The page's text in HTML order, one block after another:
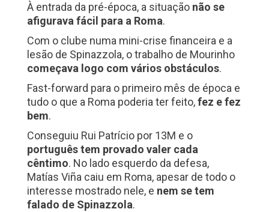
À entrada da pré-época, a situação não se
afigurava fácil para a Roma.
Com o clube numa mini-crise financeira e a
lesão de Spinazzola, o trabalho de Mourinho
começava logo com vários obstáculos.
Fast-forward para o primeiro mês de época e
tudo o que a Roma poderia ter feito,fez e fez
bem.
Conseguiu Rui Patrício por 13M e o
português tem provado valer cada
cêntimo. No lado esquerdo da defesa,
Matías Viña caiu em Roma, apesar de todo o
interesse mostrado nele, e nem se tem
falado de Spinazzola.